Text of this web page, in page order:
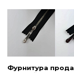
Фурнитура